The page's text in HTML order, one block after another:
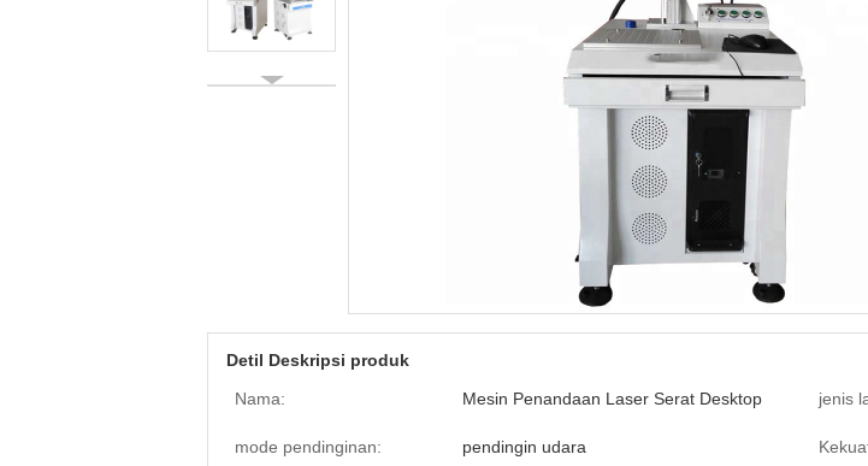
Detil Deskripsi produk
Nama:
Mesin Penandaan Laser Serat Desktop jenis
mode pendinginan: pendingin udara